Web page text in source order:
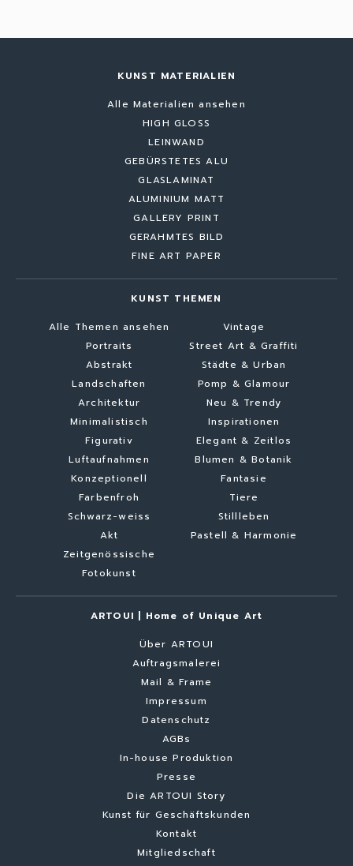
KUNST MATERIALIEN
Alle Materialien ansehen
HIGH GLOSS
LEINWAND
GEBÜRSTETES ALU
GLASLAMINAT
ALUMINIUM MATT
GALLERY PRINT
GERAHMTES BILD
FINE ART PAPER
KUNST THEMEN
Alle Themen ansehen
Portraits
Abstrakt
Landschaften
Architektur
Minimalistisch
Figurativ
Luftaufnahmen
Konzeptionell
Farbenfroh
Schwarz-weiss
Akt
Zeitgenössische
Fotokunst
Vintage
Street Art & Graffiti
Städte & Urban
Pomp & Glamour
Neu & Trendy
Inspirationen
Elegant & Zeitlos
Blumen & Botanik
Fantasie
Tiere
Stillleben
Pastell & Harmonie
ARTOUI | Home of Unique Art
Über ARTOUI
Auftragsmalerei
Mail & Frame
Impressum
Datenschutz
AGBs
In-house Produktion
Presse
Die ARTOUI Story
Kunst für Geschäftskunden
Kontakt
Mitgliedschaft